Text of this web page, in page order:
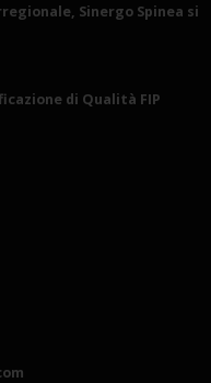
Sinergo Spinea si
di Qualità FIP